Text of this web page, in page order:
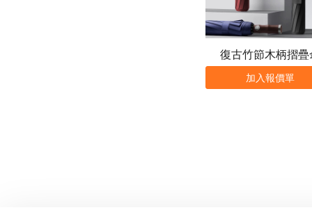
復古竹節木柄摺
加入報價單